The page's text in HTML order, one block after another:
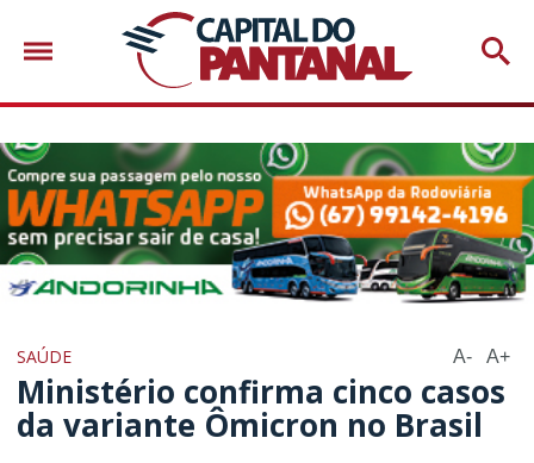
SAÚDE A- A+
Ministério confirma cinco casos
da variante Ômicron no Brasil